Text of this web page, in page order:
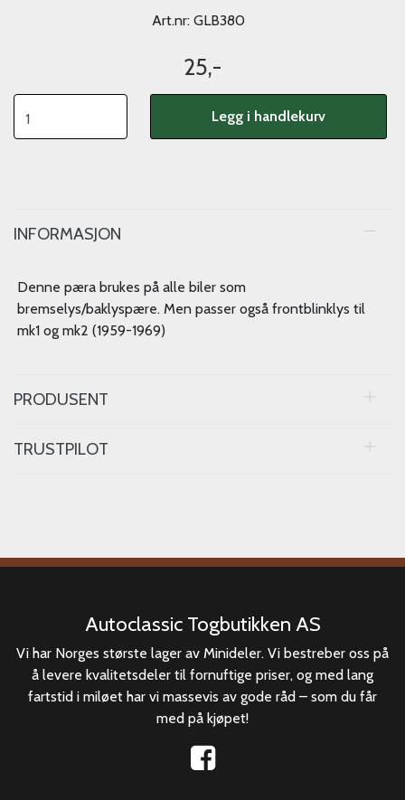
Art.nr: GLB380
25,-
Legg i handlekurv
INFORMASJON
Denne pæra brukes på alle biler som
bremselys/baklyspære. Men passer også frontblinklys til
mk1 og mk2 (1959-1969)
PRODUSENT
TRUSTPILOT
Autoclassic Togbutikken AS
Vi har Norges største lager av Minideler. Vi bestreber oss på
å levere kvalitetsdeler til fornuftige priser, og med lang
fartstid i miløet har vi massevis av gode råd – som du får
med på kjøpet!